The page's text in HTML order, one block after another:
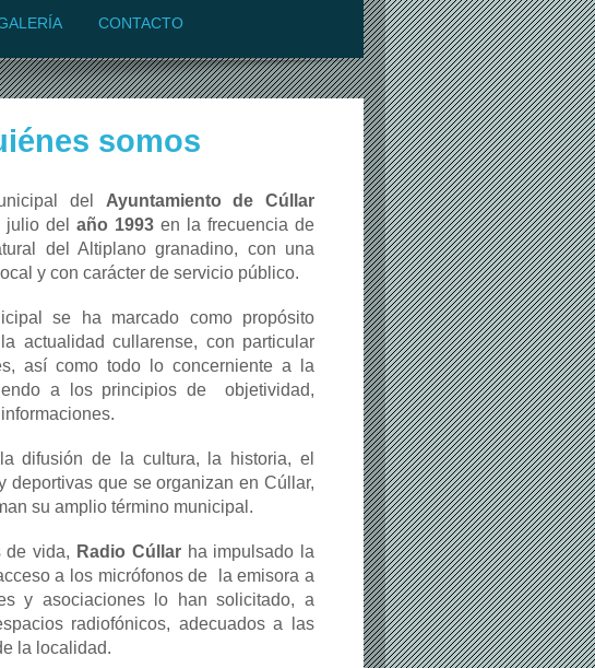
CONTACTO
somos
del Ayuntamiento de Cúllar
julio del año 1993en la frecuencia de
del Altiplano granadino, con una
y con carácter de servicio público.
se ha marcado como propósito
actualidad cullarense, con particular
así como todo lo concerniente a la
a los principios de objetividad,
difusión de la cultura, la historia, el
deportivas que se organizan en Cúllar,
su amplio término municipal.
de vida, Radio Cúllarha impulsado la
a los micrófonos de la emisora a
y asociaciones lo han solicitado, a
radiofónicos, adecuados a las
la localidad.